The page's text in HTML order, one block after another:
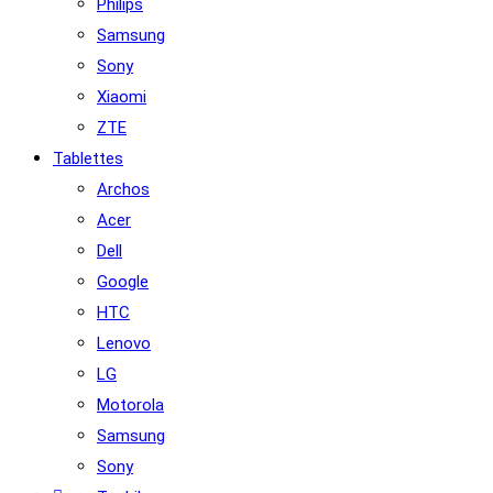
Philips
Samsung
Sony
Xiaomi
ZTE
Tablettes
Archos
Acer
Dell
Google
HTC
Lenovo
LG
Motorola
Samsung
Sony